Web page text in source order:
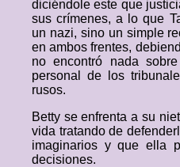
diciéndole este que
sus crímenes, a lo que
un nazi, sino un simple
en ambos frentes,
no encontró nada
personal de los
rusos.
Betty se enfrenta a su
vida tratando de
imaginarios y que ella
decisiones.